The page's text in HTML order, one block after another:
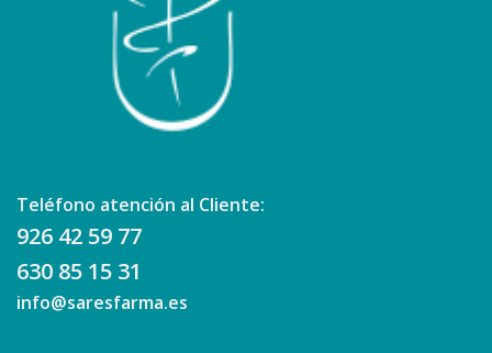
Teléfono atención al Cliente:
926 42 59 77
630 85 15 31
info@saresfarma.es